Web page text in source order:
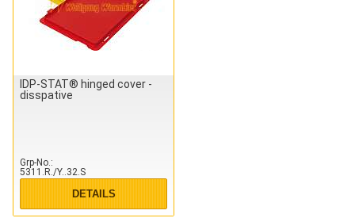
IDP-STAT® hinged cover -
disspative
Grp-No.
5311.R./Y..32.S
DETAILS